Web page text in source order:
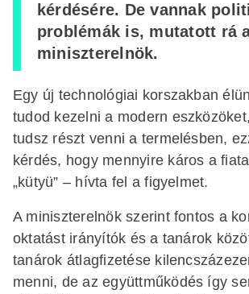
kérdésére. De vannak
problémák is, mutatott rá
miniszterelnök.
Egy új technológiai korszakban
tudod kezelni a modern
tudsz részt venni a termelésben,
kérdés, hogy mennyire káros a
„kütyü” – hívta fel a figyelmet.
A miniszterelnök szerint fontos a
oktatást irányítók és a tanárok
tanárok átlagfizetése
menni, de az együttműködés így